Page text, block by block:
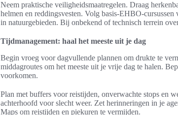
Neem praktische veiligheidsmaatregelen. Draag
helmen en reddingsvesten. Volg basis-EHBO-
in natuurgebieden. Bij onbekend of technisch terrein
Tijdmanagement: haal het meeste uit je dag
Begin vroeg voor dagvullende plannen om drukte te
middagroutes om het meeste uit je vrije dag te halen.
voorkomen.
Plan met buffers voor reistijden, onverwachte stops en
achterhoofd voor slecht weer. Zet herinneringen in je
Maps om reistijden en piekuren te vermijden.